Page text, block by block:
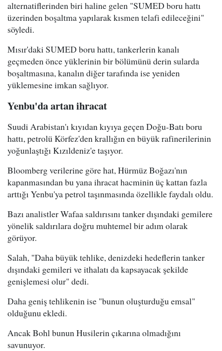
alternatiflerinden biri haline gelen "SUMED boru hattı
üzerinden boşaltma yapılarak kısmen telafi edileceğini"
söyledi.
Mısır'daki SUMED boru hattı, tankerlerin kanalı
geçmeden önce yüklerinin bir bölümünü derin sularda
boşaltmasına, kanalın diğer tarafında ise yeniden
yüklemesine imkan sağlıyor.
Yenbu'da artan ihracat
Suudi Arabistan'ı kıyıdan kıyıya geçen Doğu-Batı boru
hattı, petrolü Körfez'den krallığın en büyük rafinerilerinin
yoğunlaştığı Kızıldeniz'e taşıyor.
Bloomberg verilerine göre hat, Hürmüz Boğazı'nın
kapanmasından bu yana ihracat hacminin üç kattan fazla
arttığı Yenbu'ya petrol taşınmasında özellikle faydalı oldu.
Bazı analistler Wafaa saldırısını tanker dışındaki gemilere
yönelik saldırılara doğru muhtemel bir adım olarak
görüyor.
Salah, "Daha büyük tehlike, denizdeki hedeflerin tanker
dışındaki gemileri ve ithalatı da kapsayacak şekilde
genişlemesi olur" dedi.
Daha geniş tehlikenin ise "bunun oluşturduğu emsal"
olduğunu ekledi.
Ancak Bohl bunun Husilerin çıkarına olmadığını
savunuyor.